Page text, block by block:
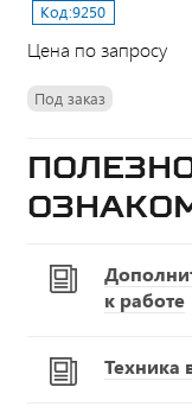
Код:9250
Цена по запросу
Под заказ
к работе
Техника